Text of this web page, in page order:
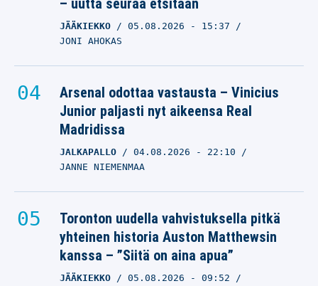
– uutta seuraa etsitään
JÄÄKIEKKO 05.08.2026 - 15:37
JONI AHOKAS
Arsenal odottaa vastausta – Vinicius
Junior paljasti nyt aikeensa Real
Madridissa
JALKAPALLO 04.08.2026 - 22:10
JANNE NIEMENMAA
Toronton uudella vahvistuksella pitkä
yhteinen historia Auston Matthewsin
kanssa – ”Siitä on aina apua”
JÄÄKIEKKO 05.08.2026 - 09:52